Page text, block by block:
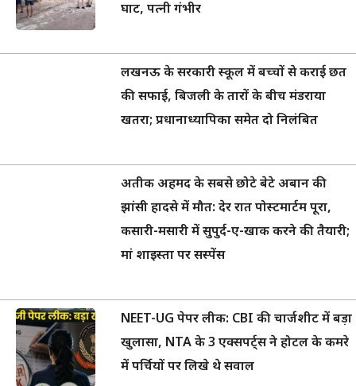
घाट, पत्नी गंभीर
लखनऊ के सरकारी स्कूल में बच्चों से कराई छत
की सफाई, बिजली के तारों के बीच मंडराया
खतरा; प्रधानाध्यापिका समेत दो निलंबित
अतीक अहमद के सबसे छोटे बेटे अबान की
झांसी हादसे में मौत: देर रात पोस्टमार्टम पूरा,
कसारी-मसारी में सुपुर्द-ए-खाक करने की तैयारी;
मां शाइस्ता पर सस्पेंस
NEET-UG पेपर लीक: CBI की चार्जशीट में बड़ा
खुलासा, NTA के 3 एक्सपर्ट्स ने होटल के कमरे
में पर्चियों पर लिखे थे सवाल